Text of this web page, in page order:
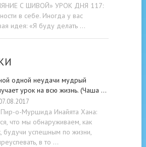
С ШИВОЙ» УРОК ДНЯ 117:
в себе. Иногда у вас
идея: «Я буду делать …
одной неудачи мудрый
урок на всю жизнь. (Чаша …
о-Муршида Инайята Хана:
что мы обнаруживаем, как
будучи успешным по жизни,
в то …